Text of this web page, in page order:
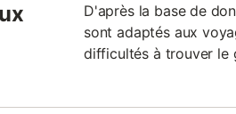
D'après la base de
sont adaptés aux
difficultés à trouver le